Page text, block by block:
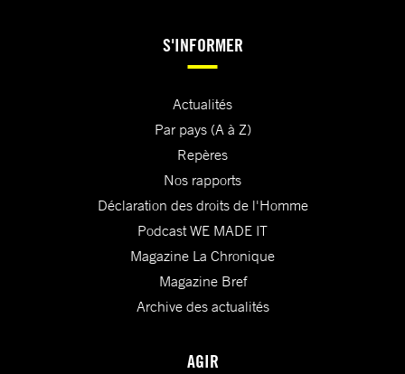
S'INFORMER
Actualités
Par pays (A à Z)
Repères
Nos rapports
Déclaration des droits de l'Homme
Podcast WE MADE IT
Magazine La Chronique
Magazine Bref
Archive des actualités
AGIR